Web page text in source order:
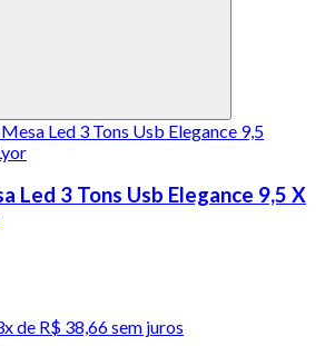
Led 3 Tons Usb Elegance 9,5 X
de R$ 38,66 sem juros